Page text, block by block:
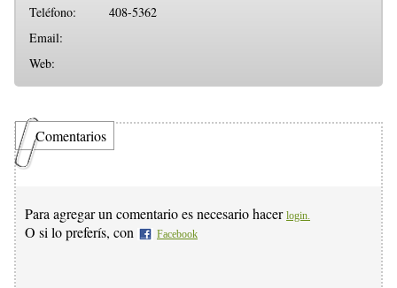
Teléfono:
408-5362
Email:
Web:
Comentarios
Para agregar un comentario es necesario hacer login.
O si lo preferís, con Facebook